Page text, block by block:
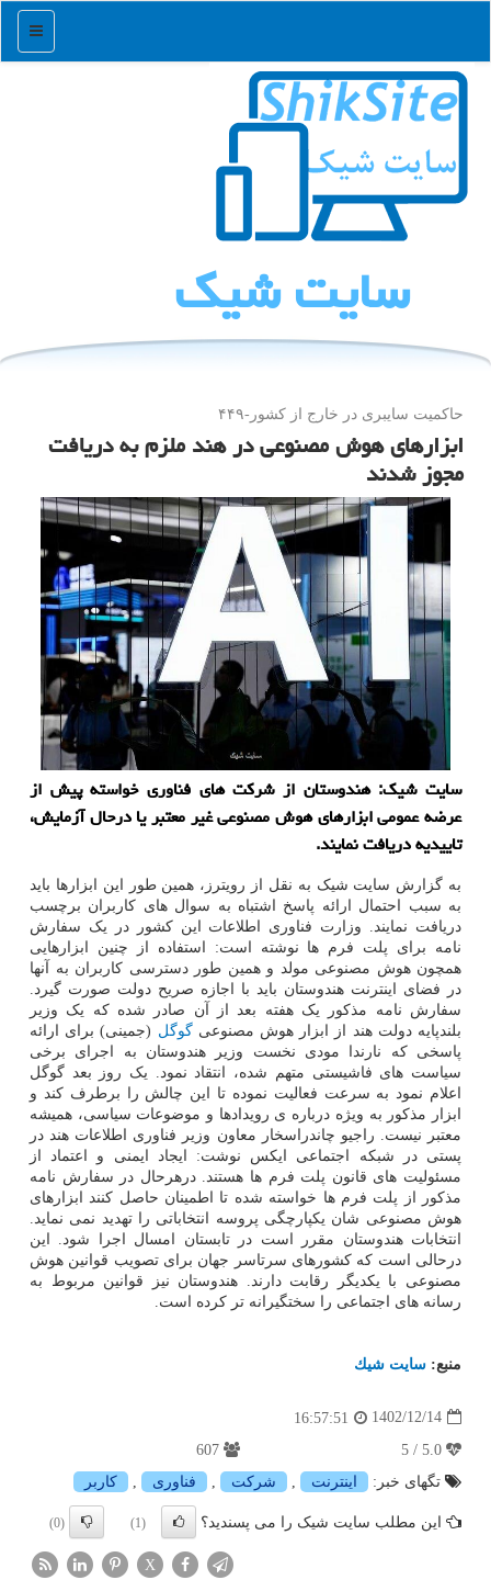
منو
سایت شیك
حاكمیت سایبری در خارج از كشور-۴۴۹
ابزارهای هوش مصنوعی در هند ملزم به دریافت
مجوز شدند
سایت شیک: هندوستان از شرکت های فناوری خواسته پیش از
عرضه عمومی ابزارهای هوش مصنوعی غیر معتبر یا درحال آزمایش،
تاییدیه دریافت نمایند.
به گزارش سایت شیک به نقل از رویترز، همین طور این ابزارها باید
به سبب احتمال ارائه پاسخ اشتباه به سوال های کاربران برچسب
دریافت نمایند. وزارت فناوری اطلاعات این کشور در یک سفارش
نامه برای پلت فرم ها نوشته است: استفاده از چنین ابزارهایی
همچون هوش مصنوعی مولد و همین طور دسترسی کاربران به آنها
در فضای اینترنت هندوستان باید با اجازه صریح دولت صورت گیرد.
سفارش نامه مذکور یک هفته بعد از آن صادر شده که یک وزیر
بلندپایه دولت هند از ابزار هوش مصنوعیگوگل (جمینی) برای ارائه
پاسخی که نارندا مودی نخست وزیر هندوستان به اجرای برخی
سیاست های فاشیستی متهم شده، انتقاد نمود. یک روز بعد گوگل
اعلام نمود به سرعت فعالیت نموده تا این چالش را برطرف کند و
ابزار مذکور به ویژه درباره ی رویدادها و موضوعات سیاسی، همیشه
معتبر نیست. راجیو چاندراسخار معاون وزیر فناوری اطلاعات هند در
پستی در شبکه اجتماعی ایکس نوشت: ایجاد ایمنی و اعتماد از
مسئولیت های قانون پلت فرم ها هستند. درهرحال در سفارش نامه
مذکور از پلت فرم ها خواسته شده تا اطمینان حاصل کنند ابزارهای
هوش مصنوعی شان یکپارچگی پروسه انتخاباتی را تهدید نمی نماید.
انتخابات هندوستان مقرر است در تابستان امسال اجرا شود. این
درحالی است که کشورهای سرتاسر جهان برای تصویب قوانین هوش
مصنوعی با یکدیگر رقابت دارند. هندوستان نیز قوانین مربوط به
رسانه های اجتماعی را سختگیرانه تر کرده است.
منبع: سایت شیك
1402/12/14
16:57:51
تگهای خبر:
اینترنت , شركت , فناوری , كاربر
این مطلب سایت شیک را می پسندید؟ (1)
(0)
X